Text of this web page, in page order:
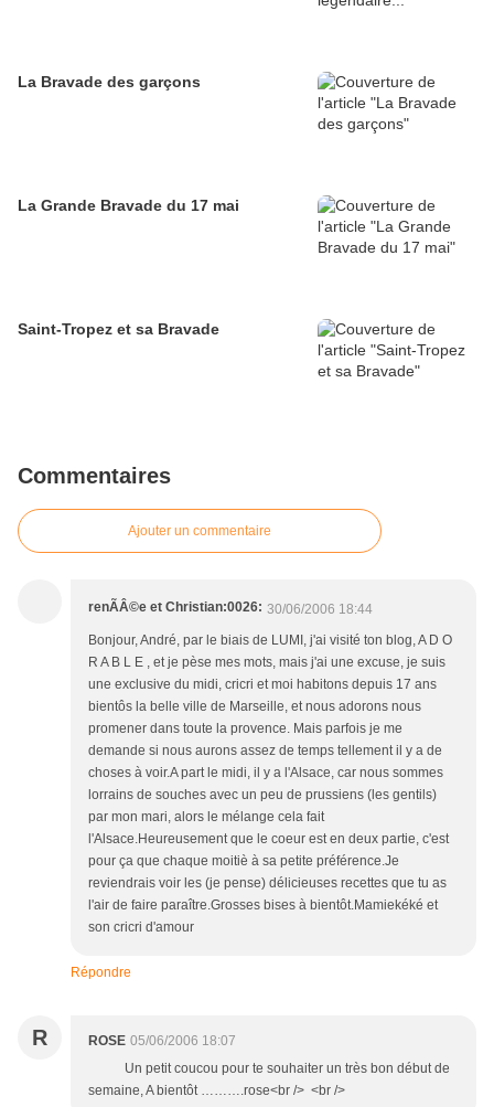
La Bravade des garçons
La Grande Bravade du 17 mai
Saint-Tropez et sa Bravade
Commentaires
Ajouter un commentaire
renÃÂ©e et Christian:0026: 30/06/2006 18:44
Bonjour, André, par le biais de LUMI, j'ai visité ton blog, A D O
R A B L E , et je pèse mes mots, mais j'ai une excuse, je suis
une exclusive du midi, cricri et moi habitons depuis 17 ans
bientôs la belle ville de Marseille, et nous adorons nous
promener dans toute la provence. Mais parfois je me
demande si nous aurons assez de temps tellement il y a de
choses à voir.A part le midi, il y a l'Alsace, car nous sommes
lorrains de souches avec un peu de prussiens (les gentils)
par mon mari, alors le mélange cela fait
l'Alsace.Heureusement que le coeur est en deux partie, c'est
pour ça que chaque moitiè à sa petite préférence.Je
reviendrais voir les (je pense) délicieuses recettes que tu as
l'air de faire paraître.Grosses bises à bientôt.Mamiekéké et
son cricri d'amour
Répondre
R ROSE 05/06/2006 18:07
Un petit coucou pour te souhaiter un très bon début de
semaine, A bientôt ……….rose<br /> <br />